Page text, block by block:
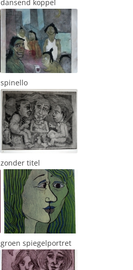
dansend koppel
spinello
zonder titel
groen spiegelportret